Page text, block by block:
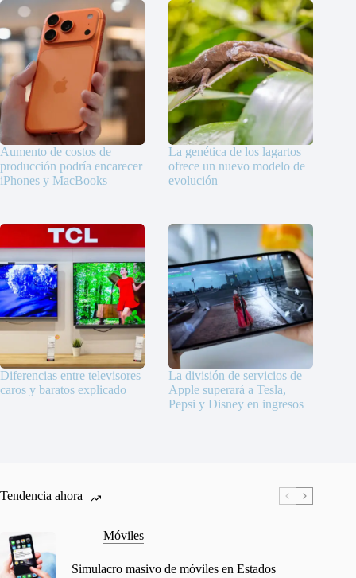
Aumento de costos de
producción podría encarecer
iPhones y MacBooks
La genética de los lagartos
ofrece un nuevo modelo de
evolución
Diferencias entre televisores
caros y baratos explicado
La división de servicios de
Apple superará a Tesla,
Pepsi y Disney en ingresos
Tendencia ahora
Móviles
Simulacro masivo de móviles en Estados